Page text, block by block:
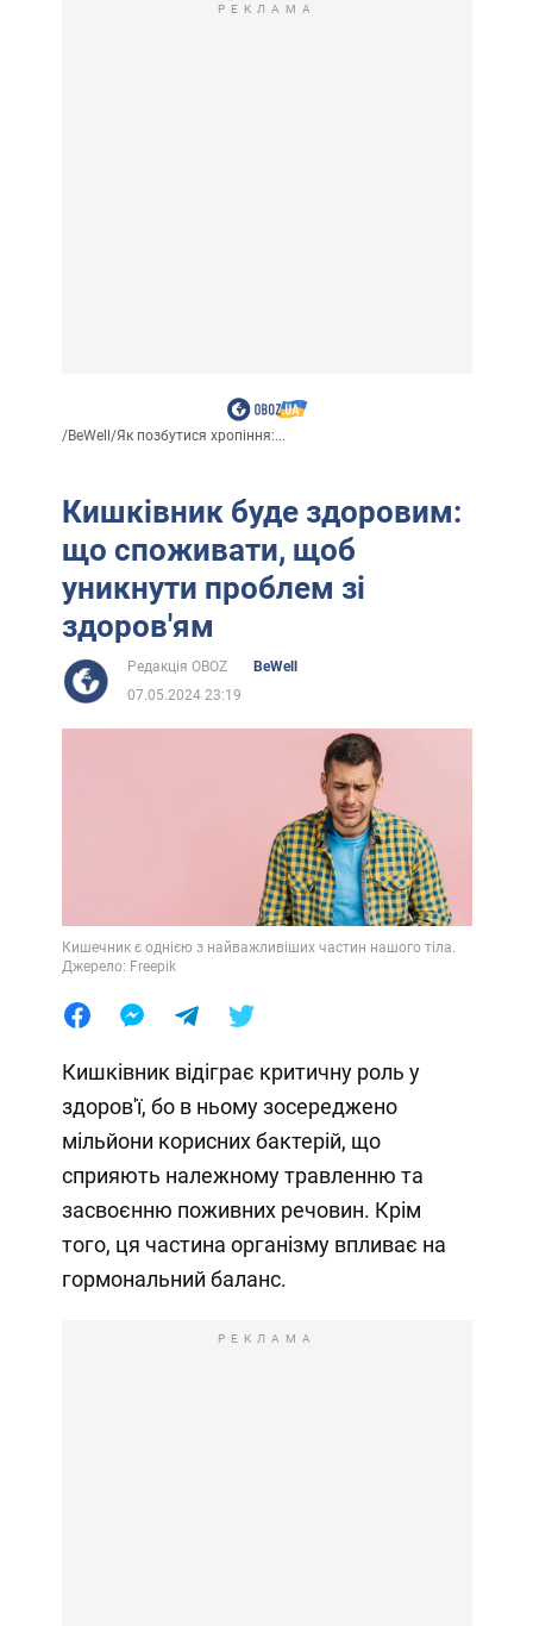
РЕКЛАМА
/BeWell/Як позбутися хропіння:...
Кишківник буде здоровим:
що споживати, щоб
уникнути проблем зі
здоров'ям
Редакція OBOZ
BeWell
07.05.2024 23:19
Кишечник є однією з найважливіших частин нашого тіла.
Джерело: Freepik
Кишківник відіграє критичну роль у
здоров'ї, бо в ньому зосереджено
мільйони корисних бактерій, що
сприяють належному травленню та
засвоєнню поживних речовин. Крім
того, ця частина організму впливає на
гормональний баланс.
РЕКЛАМА